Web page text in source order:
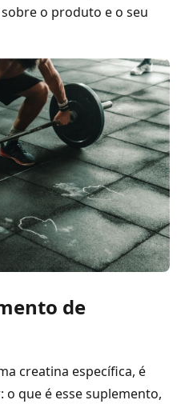
o produto e o seu
de
creatina específica, é
que é esse suplemento,